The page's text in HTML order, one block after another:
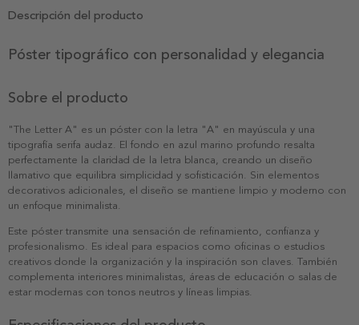
Descripción del producto
Póster tipográfico con personalidad y elegancia
Sobre el producto
"The Letter A" es un póster con la letra "A" en mayúscula y una
tipografía serifa audaz. El fondo en azul marino profundo resalta
perfectamente la claridad de la letra blanca, creando un diseño
llamativo que equilibra simplicidad y sofisticación. Sin elementos
decorativos adicionales, el diseño se mantiene limpio y moderno con
un enfoque minimalista.
Este póster transmite una sensación de refinamiento, confianza y
profesionalismo. Es ideal para espacios como oficinas o estudios
creativos donde la organización y la inspiración son claves. También
complementa interiores minimalistas, áreas de educación o salas de
estar modernas con tonos neutros y líneas limpias.